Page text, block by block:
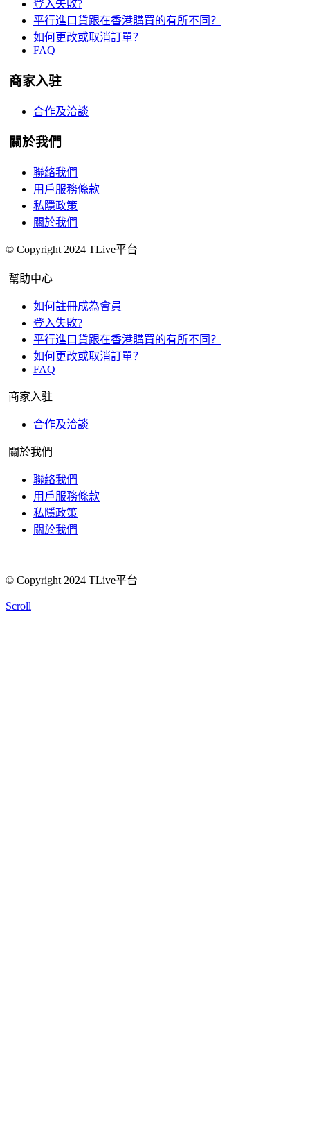
登入失敗?
平行進口貨跟在香港購買的有所不同？
如何更改或取消訂單？
FAQ
商家入驻
合作及洽談
關於我們
聯絡我們
用戶服務條款
私隱政策
關於我們
© Copyright 2024 TLive平台
幫助中心
如何註冊成為會員
登入失敗?
平行進口貨跟在香港購買的有所不同？
如何更改或取消訂單？
FAQ
商家入驻
合作及洽談
關於我們
聯絡我們
用戶服務條款
私隱政策
關於我們
© Copyright 2024 TLive平台
Scroll